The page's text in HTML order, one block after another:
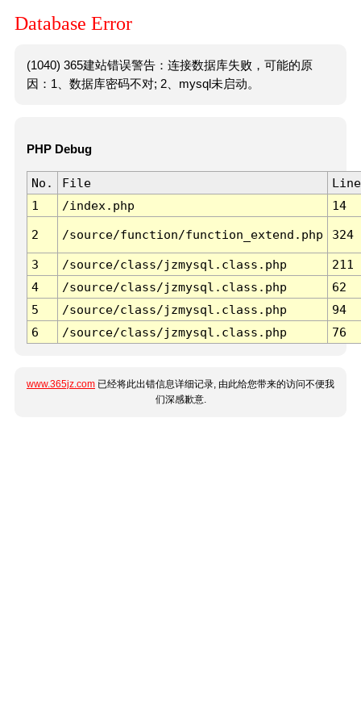
Database Error
(1040) 365建站错误警告：连接数据库失败，可能的原
因：1、数据库密码不对; 2、mysql未启动。
PHP Debug
No. File
Line
1
/index.php 14
2 /source/function/function_extend.php 324
3 /source/class/jzmysql.class.php
211
4
/source/class/jzmysql.class.php
62
5
/source/class/jzmysql.class.php
94
6
/source/class/jzmysql.class.php 76
www.365jz.com 已经将此出错信息详细记录, 由此给您带来的访问不便我
们深感歉意.